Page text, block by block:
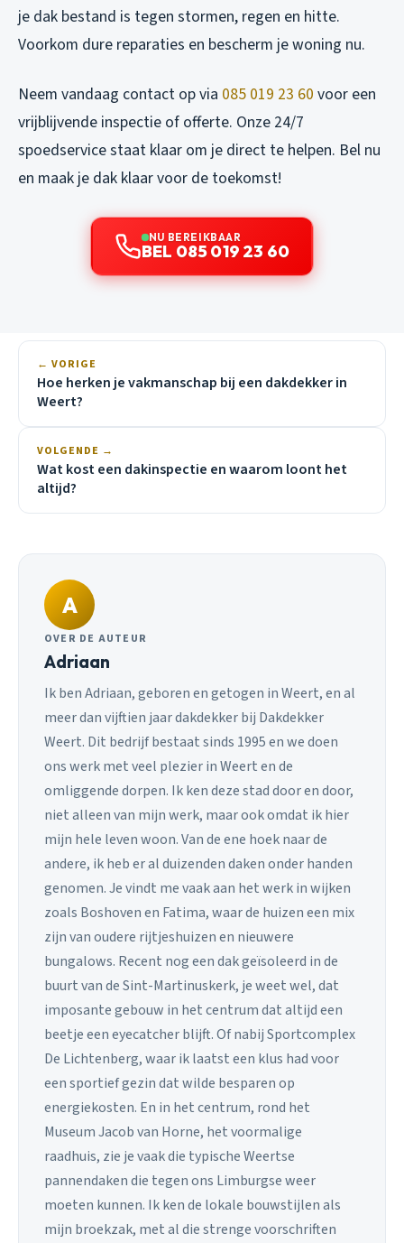
je dak bestand is tegen stormen, regen en hitte.
Voorkom dure reparaties en bescherm je woning nu.
Neem vandaag contact op via 085 019 23 60 voor een
vrijblijvende inspectie of offerte. Onze 24/7
spoedservice staat klaar om je direct te helpen. Bel nu
en maak je dak klaar voor de toekomst!
NU BEREIKBAAR
BEL 085 019 23 60
← VORIGE
Hoe herken je vakmanschap bij een dakdekker in
Weert?
VOLGENDE →
Wat kost een dakinspectie en waarom loont het
altijd?
A
OVER DE AUTEUR
Adriaan
Ik ben Adriaan, geboren en getogen in Weert, en al
meer dan vijftien jaar dakdekker bij Dakdekker
Weert. Dit bedrijf bestaat sinds 1995 en we doen
ons werk met veel plezier in Weert en de
omliggende dorpen. Ik ken deze stad door en door,
niet alleen van mijn werk, maar ook omdat ik hier
mijn hele leven woon. Van de ene hoek naar de
andere, ik heb er al duizenden daken onder handen
genomen. Je vindt me vaak aan het werk in wijken
zoals Boshoven en Fatima, waar de huizen een mix
zijn van oudere rijtjeshuizen en nieuwere
bungalows. Recent nog een dak geïsoleerd in de
buurt van de Sint-Martinuskerk, je weet wel, dat
imposante gebouw in het centrum dat altijd een
beetje een eyecatcher blijft. Of nabij Sportcomplex
De Lichtenberg, waar ik laatst een klus had voor
een sportief gezin dat wilde besparen op
energiekosten. En in het centrum, rond het
Museum Jacob van Horne, het voormalige
raadhuis, zie je vaak die typische Weertse
pannendaken die tegen ons Limburgse weer
moeten kunnen. Ik ken de lokale bouwstijlen als
mijn broekzak, met al die strenge voorschriften